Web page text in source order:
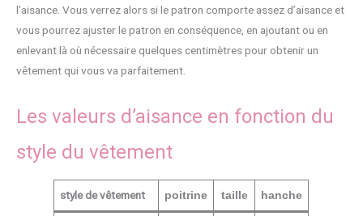
l’aisance. Vous verrez alors si le patron comporte assez d’aisance et
vous pourrez ajuster le patron en conséquence, en ajoutant ou en
enlevant là où nécessaire quelques centimètres pour obtenir un
vêtement qui vous va parfaitement.
Les valeurs d’aisance en fonction du
style du vêtement
style de vêtement poitrine taille hanche